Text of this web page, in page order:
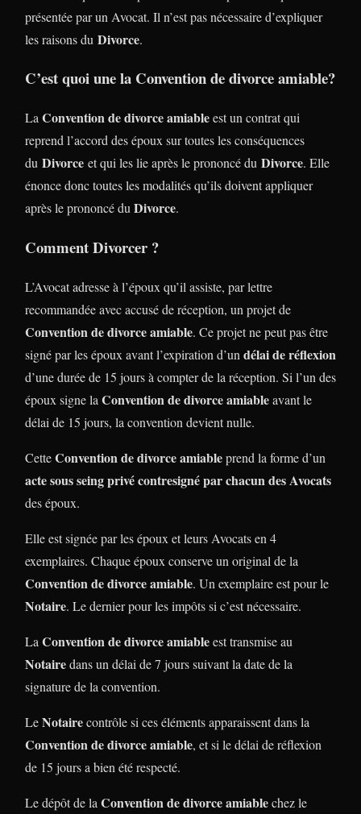
présentée par un Avocat. Il n’est pas nécessaire d’expliquer
les raisons du Divorce.
C’est quoi une la Convention de divorce amiable?
La Convention de divorce amiableest un contrat qui
reprend l’accord des époux sur toutes les conséquences
du Divorce et qui les lie après le prononcé du Divorce. Elle
énonce donc toutes les modalités qu’ils doivent appliquer
après le prononcé du Divorce.
Comment Divorcer ?
L’Avocat adresse à l’époux qu’il assiste, par lettre
recommandée avec accusé de réception, un projet de
Convention de divorce amiable. Ce projet ne peut pas être
signé par les époux avant l’expiration d’un délai de réflexion
d’une durée de 15 jours à compter de la réception. Si l’un des
époux signe la Convention de divorce amiableavant le
délai de 15 jours, la convention devient nulle.
CetteConvention de divorce amiableprend la forme d’un
acte sous seing privé contresigné par chacun des Avocats
des époux.
Elle est signée par les époux et leurs Avocats en 4
exemplaires. Chaque époux conserve un original de la
Convention de divorce amiable. Un exemplaire est pour le
Notaire. Le dernier pour les impôts si c’est nécessaire.
La Convention de divorce amiableest transmise au
Notairedans un délai de 7 jours suivant la date de la
signature de la convention.
LeNotairecontrôle si ces éléments apparaissent dans la
Convention de divorce amiable, et si le délai de réflexion
de 15 jours a bien été respecté.
Le dépôt de la Convention de divorce amiablechez le